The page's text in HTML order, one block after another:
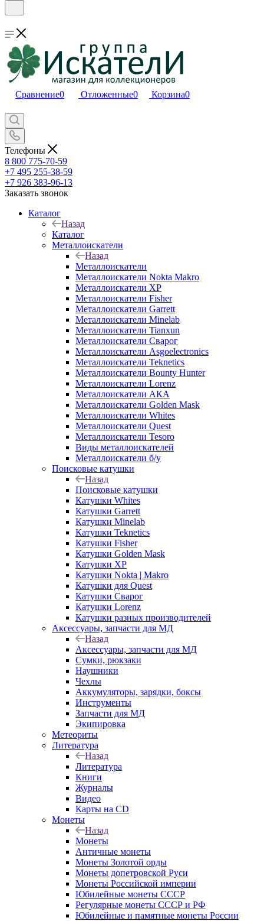
Сравнение0 Отложенные0 Корзина0
Телефоны
8 800 775-70-59
+7 495 255-38-59
+7 926 383-96-13
Заказать звонок
Каталог
Назад
Каталог
Металлоискатели
Назад
Металлоискатели
Металлоискатели Nokta Makro
Металлоискатели XP
Металлоискатели Fisher
Металлоискатели Garrett
Металлоискатели Minelab
Металлоискатели Tianxun
Металлоискатели Сварог
Металлоискатели Asgoelectronics
Металлоискатели Teknetics
Металлоискатели Bounty Hunter
Металлоискатели Lorenz
Металлоискатели АКА
Металлоискатели Golden Mask
Металлоискатели Whites
Металлоискатели Quest
Металлоискатели Tesoro
Виды металлоискателей
Металлоискатели б/у
Поисковые катушки
Назад
Поисковые катушки
Катушки Whites
Катушки Garrett
Катушки Minelab
Катушки Teknetics
Катушки Fisher
Катушки Golden Mask
Катушки XP
Катушки Nokta | Makro
Катушки для Quest
Катушки Сварог
Катушки Lorenz
Катушки разных производителей
Аксессуары, запчасти для МД
Назад
Аксессуары, запчасти для МД
Сумки, рюкзаки
Наушники
Чехлы
Аккумуляторы, зарядки, боксы
Инструменты
Запчасти для МД
Экипировка
Метеориты
Литература
Назад
Литература
Книги
Журналы
Видео
Карты на CD
Монеты
Назад
Монеты
Античные монеты
Монеты Золотой орды
Монеты допетровской Руси
Монеты Российской империи
Юбилейные монеты СССР
Регулярные монеты СССР и РФ
Юбилейные и памятные монеты России